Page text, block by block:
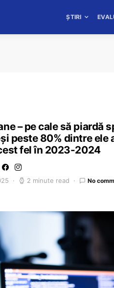
ȘTIRI
– pe cale să
peste 80% dintre
fel în 2023-2024
2 minute read No